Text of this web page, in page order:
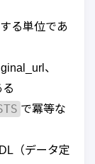
る単位であ
、
で冪等な
（データ定